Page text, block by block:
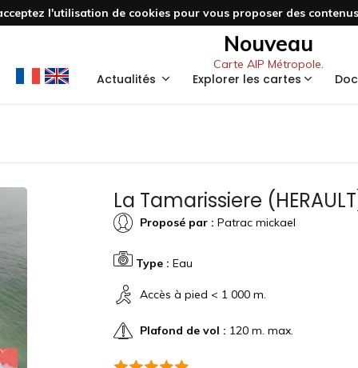
l'utilisation de cookies pour vous proposer des
Nouveau
Carte AIP Métropole.
Actualités Explorer les cartes
La Tamarissiere
Proposé par : Patrac mickael
Type : Eau
Accès à pied < 1 000 m.
Plafond de vol : 120 m. max.